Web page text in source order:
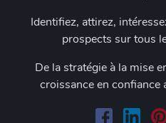
Identifiez, attirez,
prospects sur tous
De la stratégie à la mise
croissance en